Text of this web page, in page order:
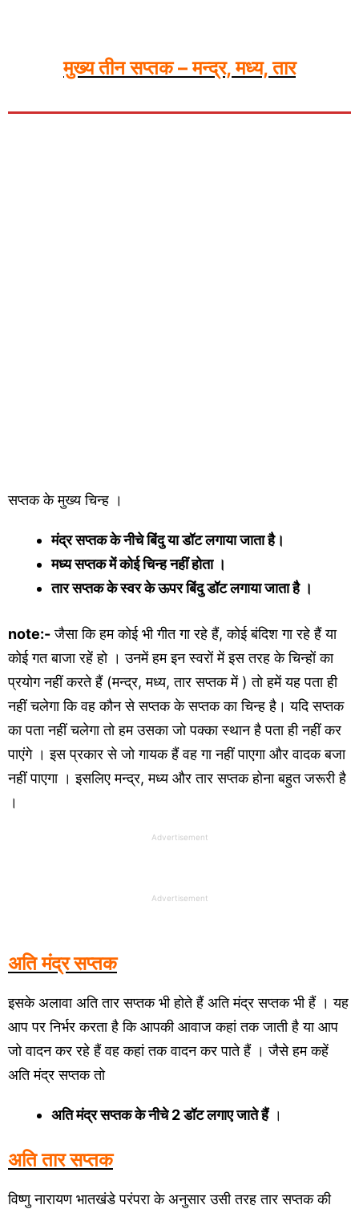
मुख्य तीन सप्तक – मन्द्र, मध्य, तार
सप्तक के मुख्य चिन्ह ।
मंद्र सप्तक के नीचे बिंदु या डॉट लगाया जाता है।
मध्य सप्तक में कोई चिन्ह नहीं होता ।
तार सप्तक के स्वर के ऊपर बिंदु डॉट लगाया जाता है ।
note:-जैसा कि हम कोई भी गीत गा रहे हैं, कोई बंदिश गा रहे हैं या
कोई गत बाजा रहें हो । उनमें हम इन स्वरों में इस तरह के चिन्हों का
प्रयोग नहीं करते हैं (मन्द्र, मध्य, तार सप्तक में ) तो हमें यह पता ही
नहीं चलेगा कि वह कौन से सप्तक के सप्तक का चिन्ह है। यदि सप्तक
का पता नहीं चलेगा तो हम उसका जो पक्का स्थान है पता ही नहीं कर
पाएंगे । इस प्रकार से जो गायक हैं वह गा नहीं पाएगा और वादक बजा
नहीं पाएगा । इसलिए मन्द्र, मध्य और तार सप्तक होना बहुत जरूरी है
।
Advertisement
Advertisement
अति मंद्र सप्तक
इसके अलावा अति तार सप्तक भी होते हैं अति मंद्र सप्तक भी हैं । यह
आप पर निर्भर करता है कि आपकी आवाज कहां तक जाती है या आप
जो वादन कर रहे हैं वह कहां तक वादन कर पाते हैं । जैसे हम कहें
अति मंद्र सप्तक तो
अति मंद्र सप्तक के नीचे 2 डॉट लगाए जाते हैं।
अति तार सप्तक
विष्णु नारायण भातखंडे परंपरा के अनुसार उसी तरह तार सप्तक की